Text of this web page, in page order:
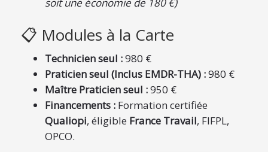
📋 Modules à la Carte
Technicien seul :980 €
Praticien seul (Inclus EMDR-THA) :980 €
Maître Praticien seul :950 €
Financements : Formation certifiée
Qualiopi, éligible France Travail, FIFPL,
OPCO.